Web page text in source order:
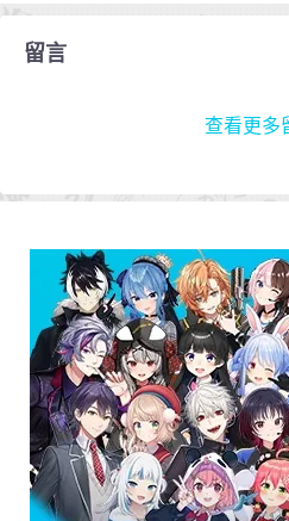
留言
查看更多